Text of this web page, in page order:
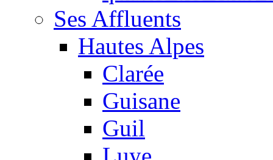
Ses Affluents
Hautes Alpes
Clarée
Guisane
Guil